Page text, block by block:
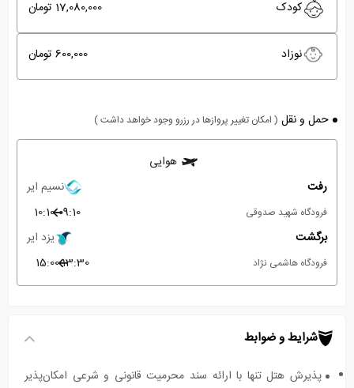
کودک 17,080,000 تومان
نوزاد 600,000 تومان
حمل و نقل ( امکان تغییر پروازها در رزرو وجود خواهد داشت )
هوایی
رفت
نسیم ایر
فرودگاه شهید صدوقی 09:10
10:10
برگشت
یزد ایر
فرودگاه هاشمی نژاد 13:30
15:00
شرایط و ضوابط
پذیرش هتل تنها با ارائه سند محرمیت قانونی و شرعی امکان‌پذیر